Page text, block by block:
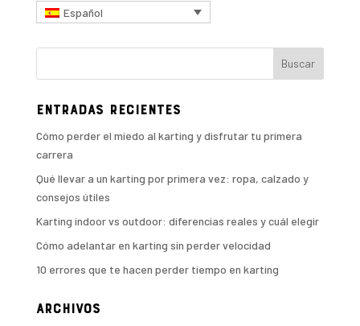
Español
Entradas recientes
Cómo perder el miedo al karting y disfrutar tu primera
carrera
Qué llevar a un karting por primera vez: ropa, calzado y
consejos útiles
Karting indoor vs outdoor: diferencias reales y cuál elegir
Cómo adelantar en karting sin perder velocidad
10 errores que te hacen perder tiempo en karting
Archivos